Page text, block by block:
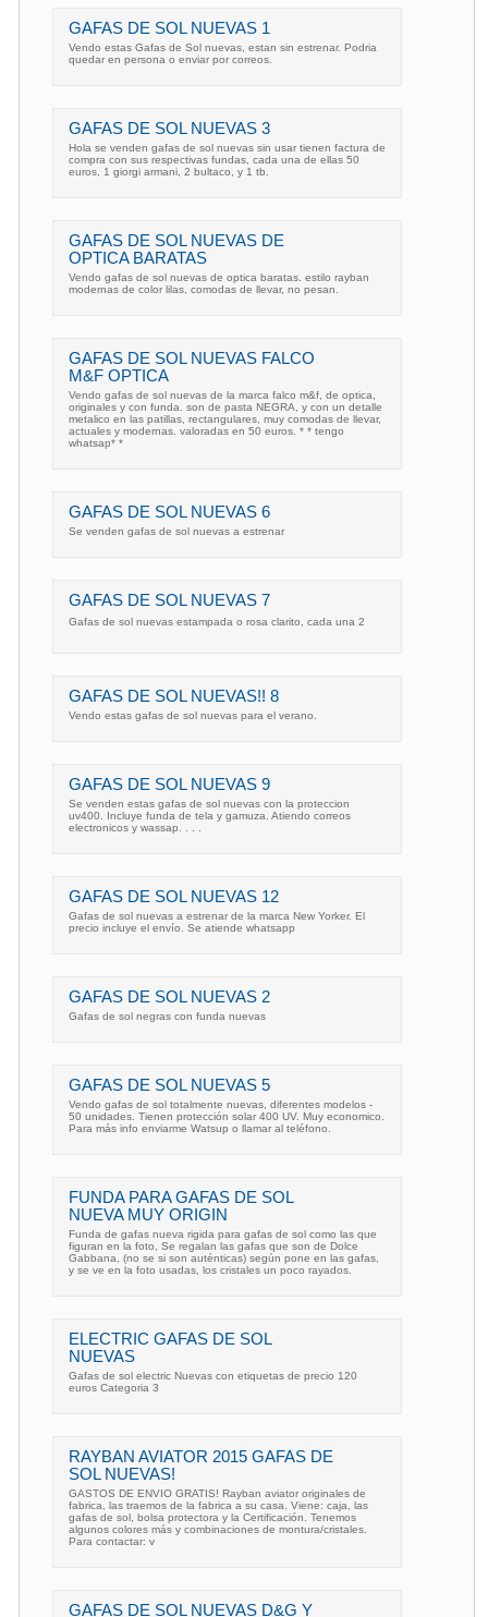
GAFAS DE SOL NUEVAS 1
Vendo estas Gafas de Sol nuevas, estan sin estrenar. Podria
quedar en persona o enviar por correos.
GAFAS DE SOL NUEVAS 3
Hola se venden gafas de sol nuevas sin usar tienen factura de
compra con sus respectivas fundas, cada una de ellas 50
euros, 1 giorgi armani, 2 bultaco, y 1 tb.
GAFAS DE SOL NUEVAS DE
OPTICA BARATAS
Vendo gafas de sol nuevas de optica baratas. estilo rayban
modernas de color lilas, comodas de llevar, no pesan.
GAFAS DE SOL NUEVAS FALCO
M&F OPTICA
Vendo gafas de sol nuevas de la marca falco m&f, de optica,
originales y con funda. son de pasta NEGRA, y con un detalle
metalico en las patillas, rectangulares, muy comodas de llevar,
actuales y modernas. valoradas en 50 euros. * * tengo
whatsap* *
GAFAS DE SOL NUEVAS 6
Se venden gafas de sol nuevas a estrenar
GAFAS DE SOL NUEVAS 7
Gafas de sol nuevas estampada o rosa clarito, cada una 2
GAFAS DE SOL NUEVAS!! 8
Vendo estas gafas de sol nuevas para el verano.
GAFAS DE SOL NUEVAS 9
Se venden estas gafas de sol nuevas con la proteccion
uv400. Incluye funda de tela y gamuza. Atiendo correos
electronicos y wassap. . . .
GAFAS DE SOL NUEVAS 12
Gafas de sol nuevas a estrenar de la marca New Yorker. El
precio incluye el envío. Se atiende whatsapp
GAFAS DE SOL NUEVAS 2
Gafas de sol negras con funda nuevas
GAFAS DE SOL NUEVAS 5
Vendo gafas de sol totalmente nuevas, diferentes modelos -
50 unidades. Tienen protección solar 400 UV. Muy economico.
Para más info enviarme Watsup o llamar al teléfono.
FUNDA PARA GAFAS DE SOL
NUEVA MUY ORIGIN
Funda de gafas nueva rigida para gafas de sol como las que
figuran en la foto, Se regalan las gafas que son de Dolce
Gabbana, (no se si son auténticas) según pone en las gafas,
y se ve en la foto usadas, los cristales un poco rayados.
ELECTRIC GAFAS DE SOL
NUEVAS
Gafas de sol electric Nuevas con etiquetas de precio 120
euros Categoria 3
RAYBAN AVIATOR 2015 GAFAS DE
SOL NUEVAS!
GASTOS DE ENVIO GRATIS! Rayban aviator originales de
fabrica, las traemos de la fabrica a su casa. Viene: caja, las
gafas de sol, bolsa protectora y la Certificación. Tenemos
algunos colores más y combinaciones de montura/cristales.
Para contactar: v
GAFAS DE SOL NUEVAS D&G Y